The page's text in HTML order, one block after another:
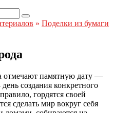
» Поделки из бумаги
отмечают памятную дату —
создания конкретного
гордятся своей
сделать мир вокруг себя